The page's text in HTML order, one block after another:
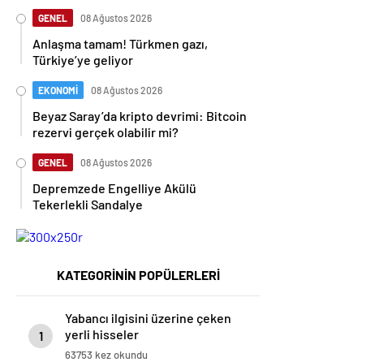
GENEL 08 Ağustos 2026
Anlaşma tamam! Türkmen gazı,
Türkiye’ye geliyor
EKONOMİ 08 Ağustos 2026
Beyaz Saray’da kripto devrimi: Bitcoin
rezervi gerçek olabilir mi?
GENEL 08 Ağustos 2026
Depremzede Engelliye Akülü
Tekerlekli Sandalye
KATEGORİNİN POPÜLERLERİ
1
Yabancı ilgisini üzerine çeken
yerli hisseler
63753 kez okundu